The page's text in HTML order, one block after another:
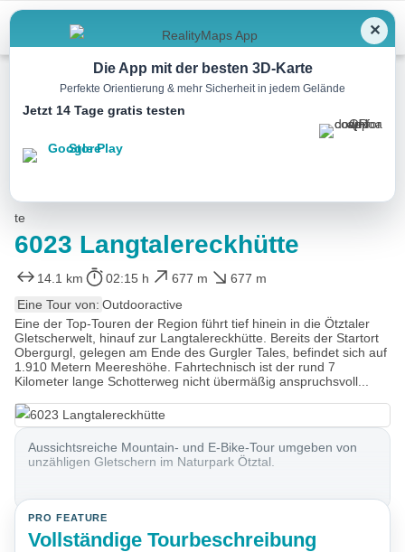
Menu
Mountainbike
6023 Langtalereckhütte
14.1 km 02:15 h 677 m
677 m
Eine Tour von: Outdooractive
Eine der Top-Touren der Region führt tief hinein in die Ötztaler
Gletscherwelt, hinauf zur Langtalereckhütte. Bereits der Startort
Obergurgl, gelegen am Ende des Gurgler Tales, befindet sich auf
1.910 Metern Meereshöhe. Fahrtechnisch ist der rund 7
Kilometer lange Schotterweg nicht übermäßig anspruchsvoll...
Aussichtsreiche Mountain- und E-Bike-Tour umgeben von
unzähligen Gletschern im Naturpark Ötztal.
PRO FEATURE
Vollständige Tourbeschreibung
✕
Die App mit der besten 3D-Karte
Perfekte Orientierung & mehr Sicherheit in jedem Gelände
Jetzt 14 Tage gratis testen